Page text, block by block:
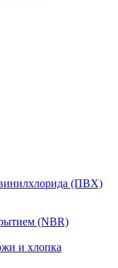
(ПВХ)
(NBR)
и хлопка